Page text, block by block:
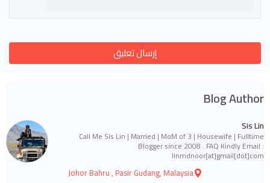
إرسال تعليق
Blog Author
Sis Lin
Call Me Sis Lin | Married | MoM of 3 | Housewife | Fulltime
Blogger since 2008 . FAQ Kindly Email :
linmdnoor[at]gmail[dot]com
Johor Bahru , Pasir Gudang, Malaysia